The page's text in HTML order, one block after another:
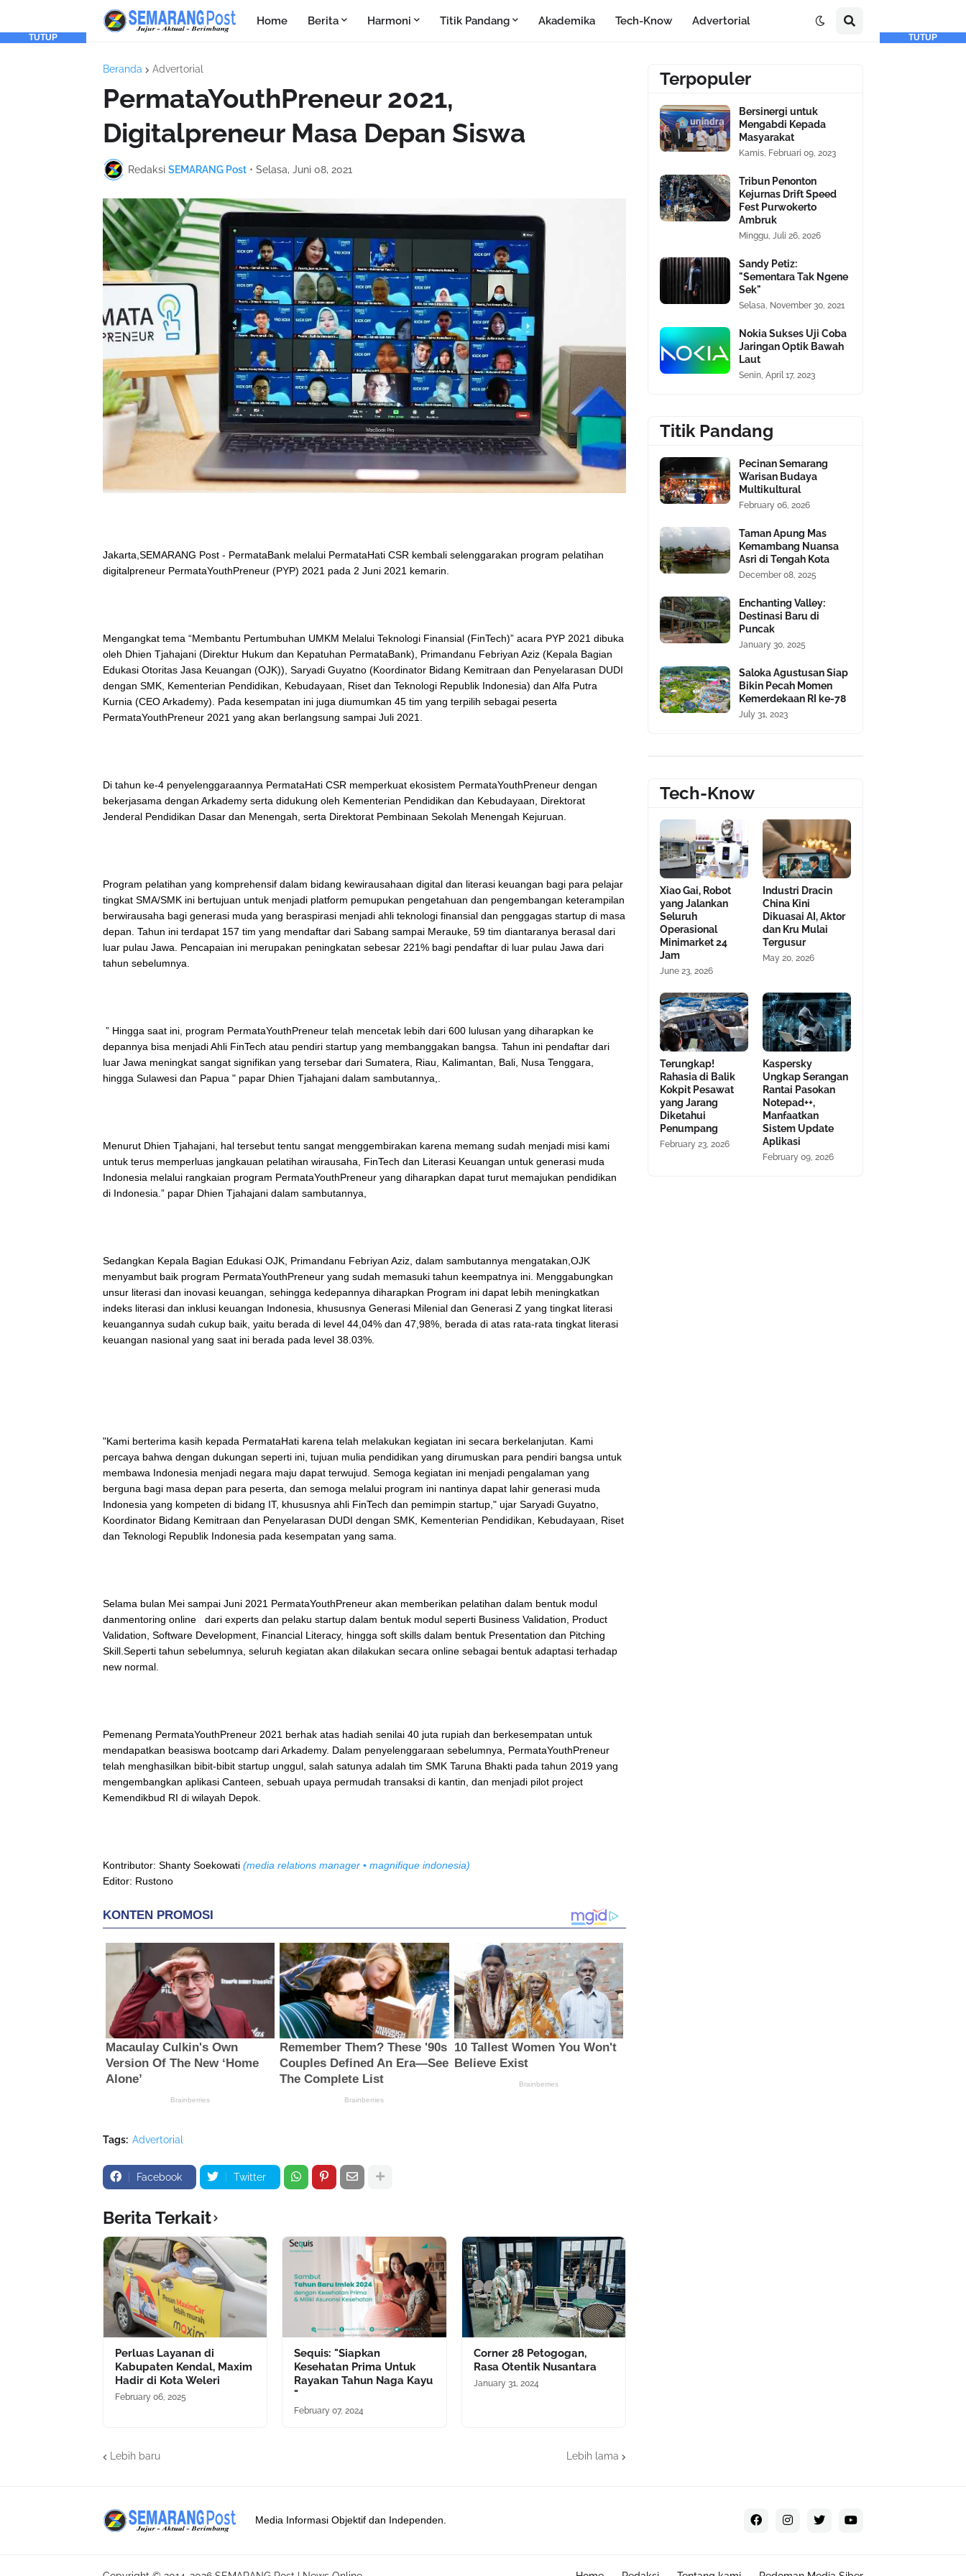
Home Berita Harmoni Titik Pandang Akademika Tech-Know Advertorial
Beranda Advertorial
PermataYouthPreneur 2021,
Digitalpreneur Masa Depan Siswa
Redaksi SEMARANG Post • Selasa, Juni 08, 2021
Jakarta,SEMARANG Post - PermataBank melalui PermataHati CSR kembali selenggarakan program pelatihan
digitalpreneur PermataYouthPreneur (PYP) 2021 pada 2 Juni 2021 kemarin.
Mengangkat tema “Membantu Pertumbuhan UMKM Melalui Teknologi Finansial (FinTech)” acara PYP 2021 dibuka
oleh Dhien Tjahajani (Direktur Hukum dan Kepatuhan PermataBank), Primandanu Febriyan Aziz (Kepala Bagian
Edukasi Otoritas Jasa Keuangan (OJK)), Saryadi Guyatno (Koordinator Bidang Kemitraan dan Penyelarasan DUDI
dengan SMK, Kementerian Pendidikan, Kebudayaan, Riset dan Teknologi Republik Indonesia) dan Alfa Putra
Kurnia (CEO Arkademy). Pada kesempatan ini juga diumumkan 45 tim yang terpilih sebagai peserta
PermataYouthPreneur 2021 yang akan berlangsung sampai Juli 2021.
Di tahun ke-4 penyelenggaraannya PermataHati CSR memperkuat ekosistem PermataYouthPreneur dengan
bekerjasama dengan Arkademy serta didukung oleh Kementerian Pendidikan dan Kebudayaan, Direktorat
Jenderal Pendidikan Dasar dan Menengah, serta Direktorat Pembinaan Sekolah Menengah Kejuruan.
Program pelatihan yang komprehensif dalam bidang kewirausahaan digital dan literasi keuangan bagi para pelajar
tingkat SMA/SMK ini bertujuan untuk menjadi platform pemupukan pengetahuan dan pengembangan keterampilan
berwirausaha bagi generasi muda yang beraspirasi menjadi ahli teknologi finansial dan penggagas startup di masa
depan. Tahun ini terdapat 157 tim yang mendaftar dari Sabang sampai Merauke, 59 tim diantaranya berasal dari
luar pulau Jawa. Pencapaian ini merupakan peningkatan sebesar 221% bagi pendaftar di luar pulau Jawa dari
tahun sebelumnya.
” Hingga saat ini, program PermataYouthPreneur telah mencetak lebih dari 600 lulusan yang diharapkan ke
depannya bisa menjadi Ahli FinTech atau pendiri startup yang membanggakan bangsa. Tahun ini pendaftar dari
luar Jawa meningkat sangat signifikan yang tersebar dari Sumatera, Riau, Kalimantan, Bali, Nusa Tenggara,
hingga Sulawesi dan Papua " papar Dhien Tjahajani dalam sambutannya,.
Menurut Dhien Tjahajani, hal tersebut tentu sangat menggembirakan karena memang sudah menjadi misi kami
untuk terus memperluas jangkauan pelatihan wirausaha, FinTech dan Literasi Keuangan untuk generasi muda
Indonesia melalui rangkaian program PermataYouthPreneur yang diharapkan dapat turut memajukan pendidikan
di Indonesia.” papar Dhien Tjahajani dalam sambutannya,
Sedangkan Kepala Bagian Edukasi OJK, Primandanu Febriyan Aziz, dalam sambutannya mengatakan,OJK
menyambut baik program PermataYouthPreneur yang sudah memasuki tahun keempatnya ini. Menggabungkan
unsur literasi dan inovasi keuangan, sehingga kedepannya diharapkan Program ini dapat lebih meningkatkan
indeks literasi dan inklusi keuangan Indonesia, khususnya Generasi Milenial dan Generasi Z yang tingkat literasi
keuangannya sudah cukup baik, yaitu berada di level 44,04% dan 47,98%, berada di atas rata-rata tingkat literasi
keuangan nasional yang saat ini berada pada level 38.03%.
"Kami berterima kasih kepada PermataHati karena telah melakukan kegiatan ini secara berkelanjutan. Kami
percaya bahwa dengan dukungan seperti ini, tujuan mulia pendidikan yang dirumuskan para pendiri bangsa untuk
membawa Indonesia menjadi negara maju dapat terwujud. Semoga kegiatan ini menjadi pengalaman yang
berguna bagi masa depan para peserta, dan semoga melalui program ini nantinya dapat lahir generasi muda
Indonesia yang kompeten di bidang IT, khususnya ahli FinTech dan pemimpin startup," ujar Saryadi Guyatno,
Koordinator Bidang Kemitraan dan Penyelarasan DUDI dengan SMK, Kementerian Pendidikan, Kebudayaan, Riset
dan Teknologi Republik Indonesia pada kesempatan yang sama.
Selama bulan Mei sampai Juni 2021 PermataYouthPreneur akan memberikan pelatihan dalam bentuk modul
danmentoring online dari experts dan pelaku startup dalam bentuk modul seperti Business Validation, Product
Validation, Software Development, Financial Literacy, hingga soft skills dalam bentuk Presentation dan Pitching
Skill.Seperti tahun sebelumnya, seluruh kegiatan akan dilakukan secara online sebagai bentuk adaptasi terhadap
new normal.
Pemenang PermataYouthPreneur 2021 berhak atas hadiah senilai 40 juta rupiah dan berkesempatan untuk
mendapatkan beasiswa bootcamp dari Arkademy. Dalam penyelenggaraan sebelumnya, PermataYouthPreneur
telah menghasilkan bibit-bibit startup unggul, salah satunya adalah tim SMK Taruna Bhakti pada tahun 2019 yang
mengembangkan aplikasi Canteen, sebuah upaya permudah transaksi di kantin, dan menjadi pilot project
Kemendikbud RI di wilayah Depok.
Kontributor: Shanty Soekowati (media relations manager ▪︎ magnifique indonesia)
Editor: Rustono
Tags: Advertorial
Facebook Twitter
Berita Terkait
Perluas Layanan di
Kabupaten Kendal, Maxim
Hadir di Kota Weleri
February 06, 2025
Sequis: "Siapkan
Kesehatan Prima Untuk
Rayakan Tahun Naga Kayu
"
February 07, 2024
Corner 28 Petogogan,
Rasa Otentik Nusantara
January 31, 2024
Lebih baru Lebih lama
Terpopuler
Bersinergi untuk
Mengabdi Kepada
Masyarakat
Kamis, Februari 09, 2023
Tribun Penonton
Kejurnas Drift Speed
Fest Purwokerto
Ambruk
Minggu, Juli 26, 2026
Sandy Petiz:
"Sementara Tak Ngene
Sek"
Selasa, November 30, 2021
Nokia Sukses Uji Coba
Jaringan Optik Bawah
Laut
Senin, April 17, 2023
Titik Pandang
Pecinan Semarang
Warisan Budaya
Multikultural
February 06, 2026
Taman Apung Mas
Kemambang Nuansa
Asri di Tengah Kota
December 08, 2025
Enchanting Valley:
Destinasi Baru di
Puncak
January 30, 2025
Saloka Agustusan Siap
Bikin Pecah Momen
Kemerdekaan RI ke-78
July 31, 2023
Tech-Know
Xiao Gai, Robot
yang Jalankan
Seluruh
Operasional
Minimarket 24
Jam
June 23, 2026
Industri Dracin
China Kini
Dikuasai AI, Aktor
dan Kru Mulai
Tergusur
May 20, 2026
Terungkap!
Rahasia di Balik
Kokpit Pesawat
yang Jarang
Diketahui
Penumpang
February 23, 2026
Kaspersky
Ungkap Serangan
Rantai Pasokan
Notepad++,
Manfaatkan
Sistem Update
Aplikasi
February 09, 2026
Media Informasi Objektif dan Independen.
TUTUP TUTUP